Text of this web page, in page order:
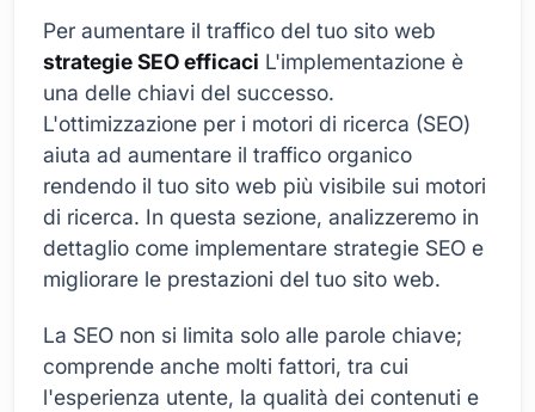
Per aumentare il traffico del tuo sito web
strategie SEO efficaci L'implementazione è
una delle chiavi del successo.
L'ottimizzazione per i motori di ricerca (SEO)
aiuta ad aumentare il traffico organico
rendendo il tuo sito web più visibile sui motori
di ricerca. In questa sezione, analizzeremo in
dettaglio come implementare strategie SEO e
migliorare le prestazioni del tuo sito web.
La SEO non si limita solo alle parole chiave;
comprende anche molti fattori, tra cui
l'esperienza utente, la qualità dei contenuti e